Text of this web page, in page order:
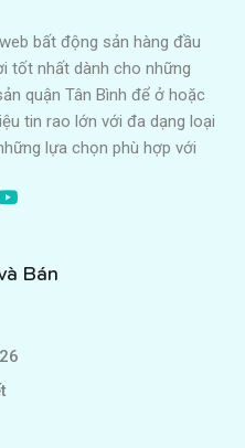
bất động sản hàng đầu
tốt nhất dành cho những
quận Tân Bình để ở hoặc
tin rao lớn với đa dạng loại
lựa chọn phù hợp với
Bán